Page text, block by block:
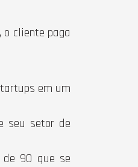
cliente paga
em um
seu setor de
de 90 que se